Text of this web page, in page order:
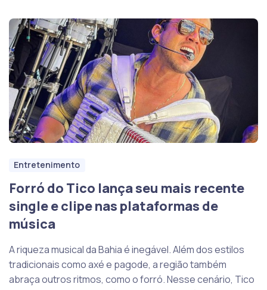
Entretenimento
Forró do Tico lança seu mais recente
single e clipe nas plataformas de
música
A riqueza musical da Bahia é inegável. Além dos estilos
tradicionais como axé e pagode, a região também
abraça outros ritmos, como o forró. Nesse cenário, Tico